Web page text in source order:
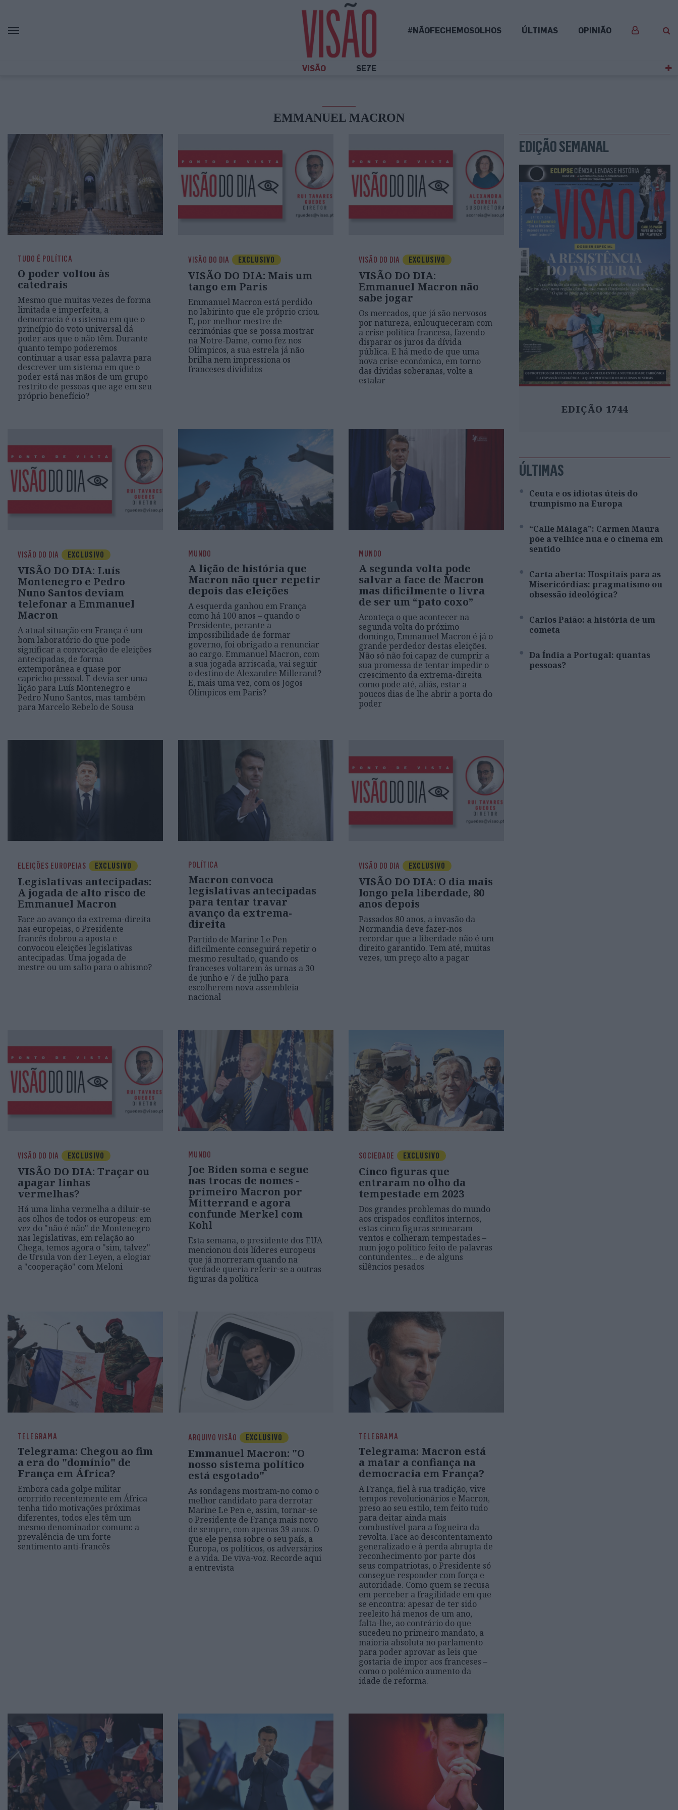
#NÃOFECHEMOSOLHOS ÚLTIMAS OPINIÃO
VISÃO SE7E
EMMANUEL MACRON
TUDO É POLÍTICA
O poder voltou às
catedrais
Mesmo que muitas vezes de forma
limitada e imperfeita, a
democracia é o sistema em que o
princípio do voto universal dá
poder aos que o não têm. Durante
quanto tempo poderemos
continuar a usar essa palavra para
descrever um sistema em que o
poder está nas mãos de um grupo
restrito de pessoas que age em seu
próprio benefício?
VISÃO DO DIA EXCLUSIVO
VISÃO DO DIA: Mais um
tango em Paris
Emmanuel Macron está perdido
no labirinto que ele próprio criou.
E, por melhor mestre de
cerimónias que se possa mostrar
na Notre-Dame, como fez nos
Olímpicos, a sua estrela já não
brilha nem impressiona os
franceses divididos
VISÃO DO DIA EXCLUSIVO
VISÃO DO DIA:
Emmanuel Macron não
sabe jogar
Os mercados, que já são nervosos
por natureza, enlouqueceram com
a crise política francesa, fazendo
disparar os juros da dívida
pública. E há medo de que uma
nova crise económica, em torno
das dívidas soberanas, volte a
estalar
VISÃO DO DIA EXCLUSIVO
VISÃO DO DIA: Luís
Montenegro e Pedro
Nuno Santos deviam
telefonar a Emmanuel
Macron
A atual situação em França é um
bom laboratório do que pode
significar a convocação de eleições
antecipadas, de forma
extemporânea e quase por
capricho pessoal. E devia ser uma
lição para Luís Montenegro e
Pedro Nuno Santos, mas também
para Marcelo Rebelo de Sousa
MUNDO
A lição de história que
Macron não quer repetir
depois das eleições
A esquerda ganhou em França
como há 100 anos – quando o
Presidente, perante a
impossibilidade de formar
governo, foi obrigado a renunciar
ao cargo. Emmanuel Macron, com
a sua jogada arriscada, vai seguir
o destino de Alexandre Millerand?
E, mais uma vez, com os Jogos
Olímpicos em Paris?
MUNDO
A segunda volta pode
salvar a face de Macron
mas dificilmente o livra
de ser um “pato coxo”
Aconteça o que acontecer na
segunda volta do próximo
domingo, Emmanuel Macron é já o
grande perdedor destas eleições.
Não só não foi capaz de cumprir a
sua promessa de tentar impedir o
crescimento da extrema-direita
como pode até, aliás, estar a
poucos dias de lhe abrir a porta do
poder
ELEIÇÕES EUROPEIAS EXCLUSIVO
Legislativas antecipadas:
A jogada de alto risco de
Emmanuel Macron
Face ao avanço da extrema-direita
nas europeias, o Presidente
francês dobrou a aposta e
convocou eleições legislativas
antecipadas. Uma jogada de
mestre ou um salto para o abismo?
POLÍTICA
Macron convoca
legislativas antecipadas
para tentar travar
avanço da extrema-
direita
Partido de Marine Le Pen
dificilmente conseguirá repetir o
mesmo resultado, quando os
franceses voltarem às urnas a 30
de junho e 7 de julho para
escolherem nova assembleia
nacional
VISÃO DO DIA EXCLUSIVO
VISÃO DO DIA: O dia mais
longo pela liberdade, 80
anos depois
Passados 80 anos, a invasão da
Normandia deve fazer-nos
recordar que a liberdade não é um
direito garantido. Tem até, muitas
vezes, um preço alto a pagar
VISÃO DO DIA EXCLUSIVO
VISÃO DO DIA: Traçar ou
apagar linhas
vermelhas?
Há uma linha vermelha a diluir-se
aos olhos de todos os europeus: em
vez do "não é não" de Montenegro
nas legislativas, em relação ao
Chega, temos agora o "sim, talvez"
de Ursula von der Leyen, a elogiar
a "cooperação" com Meloni
MUNDO
Joe Biden soma e segue
nas trocas de nomes -
primeiro Macron por
Mitterrand e agora
confunde Merkel com
Kohl
Esta semana, o presidente dos EUA
mencionou dois líderes europeus
que já morreram quando na
verdade queria referir-se a outras
figuras da política
SOCIEDADE EXCLUSIVO
Cinco figuras que
entraram no olho da
tempestade em 2023
Dos grandes problemas do mundo
aos crispados conflitos internos,
estas cinco figuras semearam
ventos e colheram tempestades –
num jogo político feito de palavras
contundentes... e de alguns
silêncios pesados
TELEGRAMA
Telegrama: Chegou ao fim
a era do "domínio" de
França em África?
Embora cada golpe militar
ocorrido recentemente em África
tenha tido motivações próximas
diferentes, todos eles têm um
mesmo denominador comum: a
prevalência de um forte
sentimento anti-francês
ARQUIVO VISÃO EXCLUSIVO
Emmanuel Macron: "O
nosso sistema político
está esgotado"
As sondagens mostram-no como o
melhor candidato para derrotar
Marine Le Pen e, assim, tornar-se
o Presidente de França mais novo
de sempre, com apenas 39 anos. O
que ele pensa sobre o seu país, a
Europa, os políticos, os adversários
e a vida. De viva-voz. Recorde aqui
a entrevista
TELEGRAMA
Telegrama: Macron está
a matar a confiança na
democracia em França?
A França, fiel à sua tradição, vive
tempos revolucionários e Macron,
preso ao seu estilo, tem feito tudo
para deitar ainda mais
combustível para a fogueira da
revolta. Face ao descontentamento
generalizado e à perda abrupta de
reconhecimento por parte dos
seus compatriotas, o Presidente só
consegue responder com força e
autoridade. Como quem se recusa
em perceber a fragilidade em que
se encontra: apesar de ter sido
reeleito há menos de um ano,
falta-lhe, ao contrário do que
sucedeu no primeiro mandato, a
maioria absoluta no parlamento
para poder aprovar as leis que
gostaria de impor aos franceses –
como o polémico aumento da
idade de reforma.
EDIÇÃO SEMANAL
EDIÇÃO 1744
ÚLTIMAS
Ceuta e os idiotas úteis do
trumpismo na Europa
“Calle Málaga”: Carmen Maura
põe a velhice nua e o cinema em
sentido
Carta aberta: Hospitais para as
Misericórdias: pragmatismo ou
obsessão ideológica?
Carlos Paião: a história de um
cometa
Da Índia a Portugal: quantas
pessoas?